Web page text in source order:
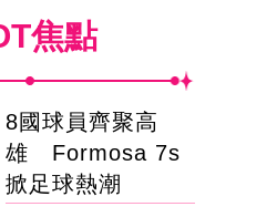
焦點
8國球員齊聚高
雄 Formosa 7s
掀足球熱潮